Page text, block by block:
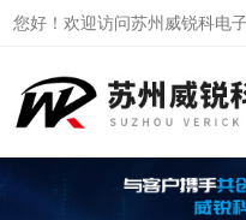
您好！欢迎访问苏州威锐科电